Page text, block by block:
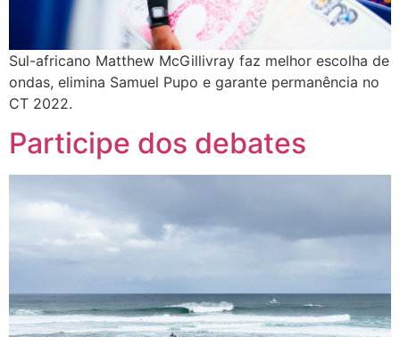
Sul-africano Matthew McGillivray faz melhor escolha de
ondas, elimina Samuel Pupo e garante permanência no
CT 2022.
Participe dos debates